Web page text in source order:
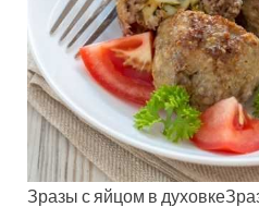
Зразы с яйцом в